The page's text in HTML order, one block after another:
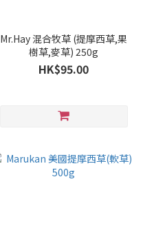
Mr.Hay 混合牧草 (提摩西草,果
樹草,麥草) 250g
HK$95.00